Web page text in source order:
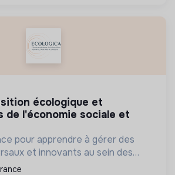
de l'économie sociale et
pour apprendre à gérer des
et innovants au sein des